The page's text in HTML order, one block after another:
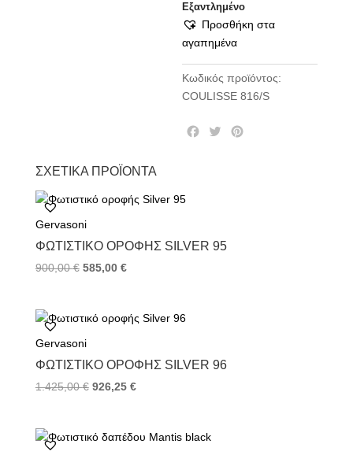
Εξαντλημένο
Προσθήκη στα
αγαπημένα
Κωδικός προϊόντος:
COULISSE 816/S
k
T
ΣΧΕΤΙΚΆ ΠΡΟΪΌΝΤΑ
Gervasoni
ΦΩΤΙΣΤΙΚΌ ΟΡΟΦΉΣ SILVER 95
900,00€ 585,00 €
Gervasoni
ΦΩΤΙΣΤΙΚΌ ΟΡΟΦΉΣ SILVER 96
1.425,00€ 926,25 €